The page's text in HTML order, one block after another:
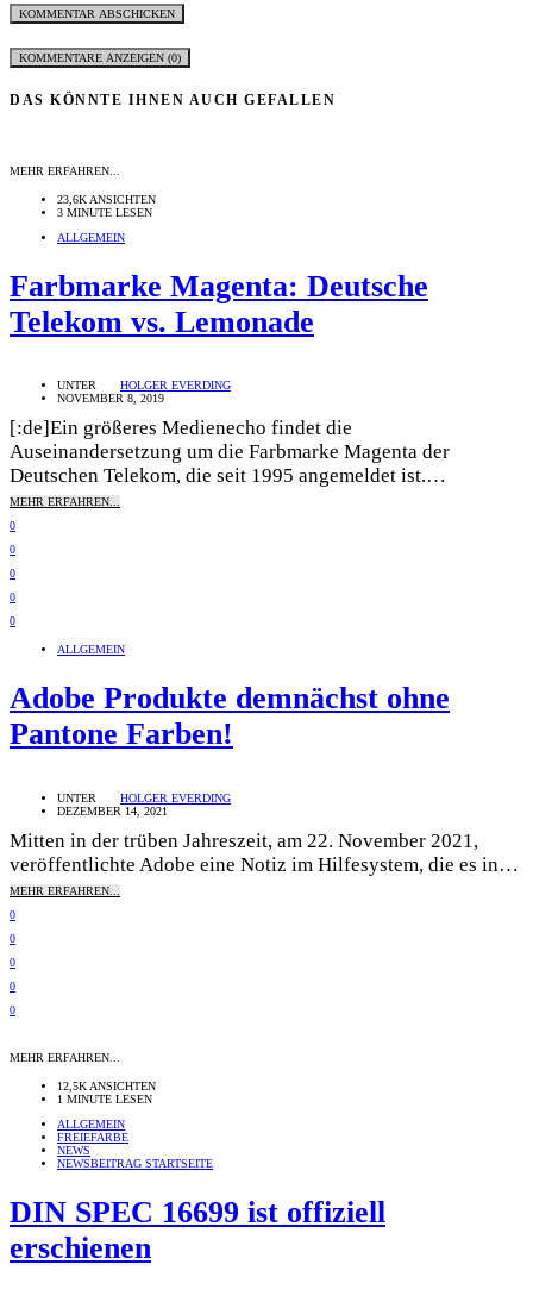
KOMMENTARE ANZEIGEN (0)
DAS KÖNNTE IHNEN AUCH GEFALLEN
MEHR ERFAHREN...
23,6K ANSICHTEN
3 MINUTE LESEN
ALLGEMEIN
Farbmarke Magenta: Deutsche
Telekom vs. Lemonade
UNTER
HOLGER EVERDING
NOVEMBER 8, 2019
[:de]Ein größeres Medienecho findet die
Auseinandersetzung um die Farbmarke Magenta der
Deutschen Telekom, die seit 1995 angemeldet ist.…
MEHR ERFAHREN...
0
0
0
0
0
ALLGEMEIN
Adobe Produkte demnächst ohne
Pantone Farben!
UNTER
HOLGER EVERDING
DEZEMBER 14, 2021
Mitten in der trüben Jahreszeit, am 22. November 2021,
veröffentlichte Adobe eine Notiz im Hilfesystem, die es in…
MEHR ERFAHREN...
0
0
0
0
0
MEHR ERFAHREN...
12,5K ANSICHTEN
1 MINUTE LESEN
ALLGEMEIN
FREIEFARBE
NEWS
NEWSBEITRAG STARTSEITE
DIN SPEC 16699 ist offiziell
erschienen